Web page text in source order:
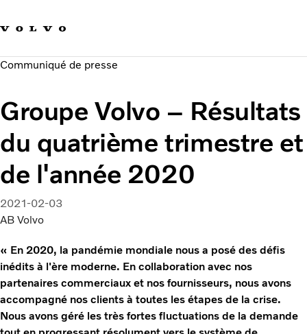
Sustainable Transportation
News & Media
About us
Communiqué de presse
Groupe Volvo – Résultats
du quatrième trimestre et
de l'année 2020
2021-02-03
AB Volvo
« En 2020, la pandémie mondiale nous a posé des défis
inédits à l'ère moderne. En collaboration avec nos
partenaires commerciaux et nos fournisseurs, nous avons
accompagné nos clients à toutes les étapes de la crise.
Nous avons géré les très fortes fluctuations de la demande